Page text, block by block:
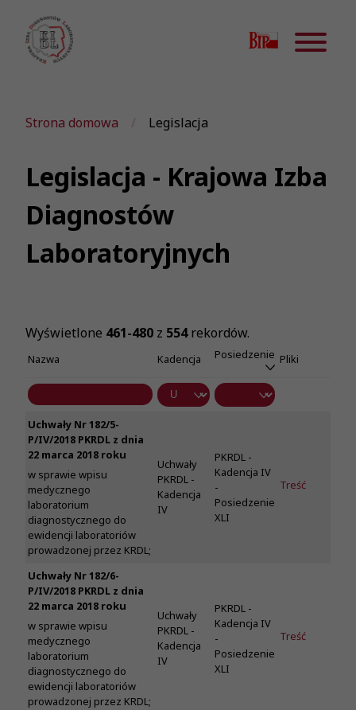
Strona domowa Legislacja
Legislacja - Krajowa Izba
Diagnostów
Laboratoryjnych
Wyświetlone 461-480 z 554rekordów.
Nazwa Kadencja Posiedzenie Pliki
Uchwały Nr 182/5-
P/IV/2018 PKRDL z dnia
22 marca 2018 roku
w sprawie wpisu
medycznego
laboratorium
diagnostycznego do
ewidencji laboratoriów
prowadzonej przez KRDL;
Uchwały
PKRDL -
Kadencja
IV
PKRDL -
Kadencja IV
-
Posiedzenie
XLI
Treść
Uchwały Nr 182/6-
P/IV/2018 PKRDL z dnia
22 marca 2018 roku
w sprawie wpisu
medycznego
laboratorium
diagnostycznego do
ewidencji laboratoriów
prowadzonej przez KRDL;
Uchwały
PKRDL -
Kadencja
IV
PKRDL -
Kadencja IV
-
Posiedzenie
XLI
Treść